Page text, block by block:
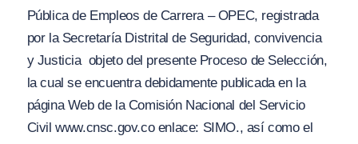
Pública de Empleos de Carrera – OPEC, registrada
por la Secretaría Distrital de Seguridad, convivencia
y Justicia objeto del presente Proceso de Selección,
la cual se encuentra debidamente publicada en la
página Web de la Comisión Nacional del Servicio
Civil www.cnsc.gov.co enlace: SIMO., así como el